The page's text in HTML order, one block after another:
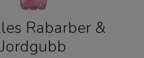
Rabarber &
Jordgubb